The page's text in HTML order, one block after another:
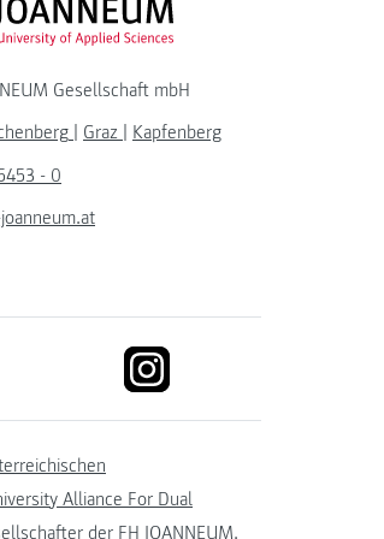
FH JOANNEUM Logo
Gesellschaft mbH
Graz
Kapfenberg
- 0
tiktok link to instagram
Alliance For Dual
der FH JOANNEUM.